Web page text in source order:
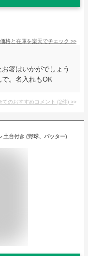
価格と在庫を楽天でチェック >>
箸はいかがでしょう
。名入れもOK
てのおすすめコメント (2件) >
土台付き (野球、バッター)